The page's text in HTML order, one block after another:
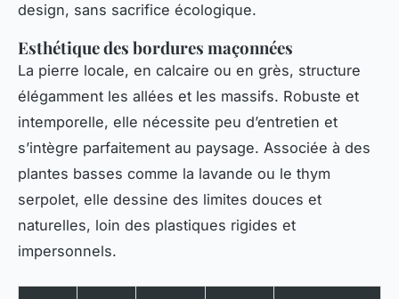
design, sans sacrifice écologique.
Esthétique des bordures maçonnées
La pierre locale, en calcaire ou en grès, structure
élégamment les allées et les massifs. Robuste et
intemporelle, elle nécessite peu d’entretien et
s’intègre parfaitement au paysage. Associée à des
plantes basses comme la lavande ou le thym
serpolet, elle dessine des limites douces et
naturelles, loin des plastiques rigides et
impersonnels.